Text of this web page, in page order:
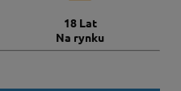
18 Lat
Na rynku